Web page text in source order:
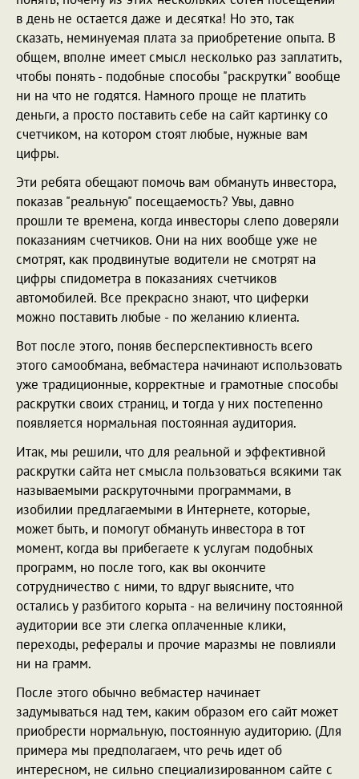
в день не остается даже и десятка! Но это, так
сказать, неминуемая плата за приобретение опыта. В
общем, вполне имеет смысл несколько раз заплатить,
чтобы понять - подобные способы "раскрутки" вообще
ни на что не годятся. Намного проще не платить
деньги, а просто поставить себе на сайт картинку со
счетчиком, на котором стоят любые, нужные вам
цифры.
Эти ребята обещают помочь вам обмануть инвестора,
показав "реальную" посещаемость? Увы, давно
прошли те времена, когда инвесторы слепо доверяли
показаниям счетчиков. Они на них вообще уже не
смотрят, как продвинутые водители не смотрят на
цифры спидометра в показаниях счетчиков
автомобилей. Все прекрасно знают, что циферки
можно поставить любые - по желанию клиента.
Вот после этого, поняв бесперспективность всего
этого самообмана, вебмастера начинают использовать
уже традиционные, корректные и грамотные способы
раскрутки своих страниц, и тогда у них постепенно
появляется нормальная постоянная аудитория.
Итак, мы решили, что для реальной и эффективной
раскрутки сайта нет смысла пользоваться всякими так
называемыми раскруточными программами, в
изобилии предлагаемыми в Интернете, которые,
может быть, и помогут обмануть инвестора в тот
момент, когда вы прибегаете к услугам подобных
программ, но после того, как вы окончите
сотрудничество с ними, то вдруг выясните, что
остались у разбитого корыта - на величину постоянной
аудитории все эти слегка оплаченные клики,
переходы, рефералы и прочие маразмы не повлияли
ни на грамм.
После этого обычно вебмастер начинает
задумываться над тем, каким образом его сайт может
приобрести нормальную, постоянную аудиторию. (Для
примера мы предполагаем, что речь идет об
интересном, не сильно специализированном сайте с